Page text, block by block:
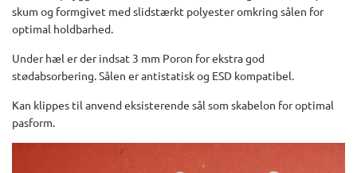
skum og formgivet med slidstærkt polyester omkring sålen for
optimal holdbarhed.
Under hæl er der indsat 3 mm Poron for ekstra god
stødabsorbering. Sålen er antistatisk og ESD kompatibel.
Kan klippes til anvend eksisterende sål som skabelon for optimal
pasform.